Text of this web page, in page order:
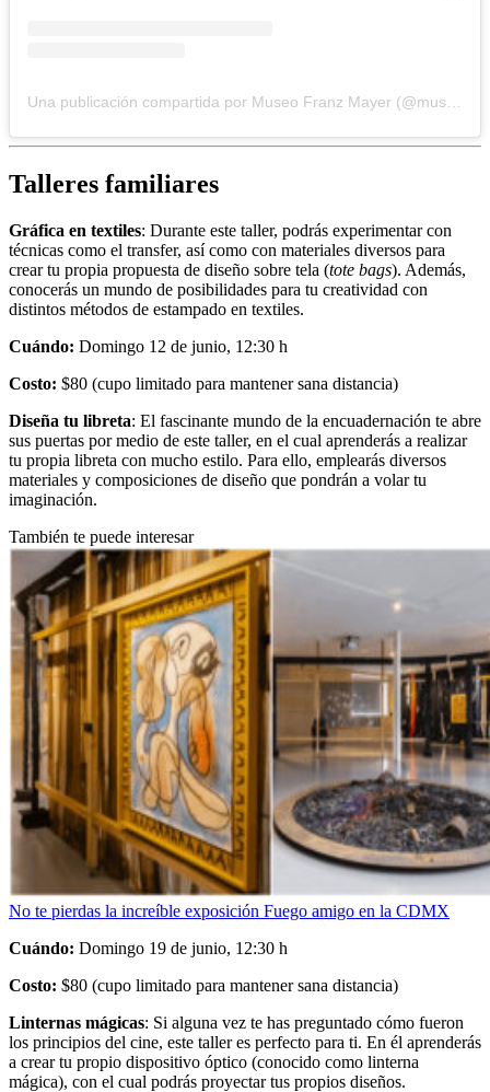
Talleres familiares
Gráfica en textiles: Durante este taller, podrás experimentar con
técnicas como el transfer, así como con materiales diversos para
crear tu propia propuesta de diseño sobre tela (tote bags). Además,
conocerás un mundo de posibilidades para tu creatividad con
distintos métodos de estampado en textiles.
Cuándo: Domingo 12 de junio, 12:30 h
Costo: $80 (cupo limitado para mantener sana distancia)
Diseña tu libreta: El fascinante mundo de la encuadernación te abre
sus puertas por medio de este taller, en el cual aprenderás a realizar
tu propia libreta con mucho estilo. Para ello, emplearás diversos
materiales y composiciones de diseño que pondrán a volar tu
imaginación.
También te puede interesar
No te pierdas la increíble exposición Fuego amigo en la CDMX
Cuándo: Domingo 19 de junio, 12:30 h
Costo: $80 (cupo limitado para mantener sana distancia)
Linternas mágicas: Si alguna vez te has preguntado cómo fueron
los principios del cine, este taller es perfecto para ti. En él aprenderás
a crear tu propio dispositivo óptico (conocido como linterna
mágica), con el cual podrás proyectar tus propios diseños.